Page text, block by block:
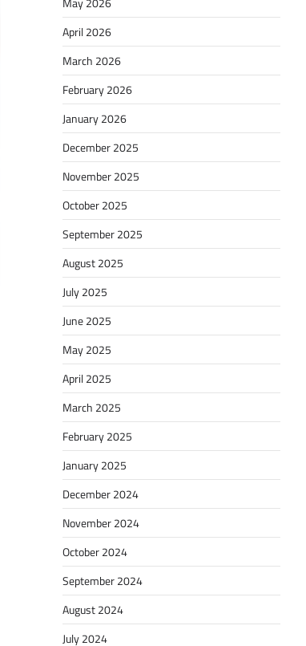
April 2026
March 2026
February 2026
January 2026
December 2025
November 2025
October 2025
September 2025
August 2025
July 2025
June 2025
May 2025
April 2025
March 2025
February 2025
January 2025
December 2024
November 2024
October 2024
September 2024
August 2024
July 2024